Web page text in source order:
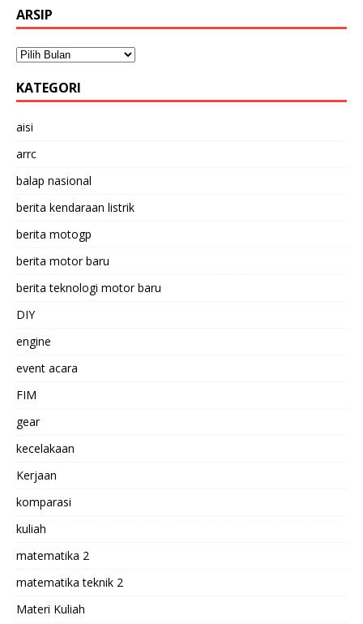
ARSIP
KATEGORI
aisi
arrc
balap nasional
berita kendaraan listrik
berita motogp
berita motor baru
berita teknologi motor baru
DIY
engine
event acara
FIM
gear
kecelakaan
Kerjaan
komparasi
kuliah
matematika 2
matematika teknik 2
Materi Kuliah